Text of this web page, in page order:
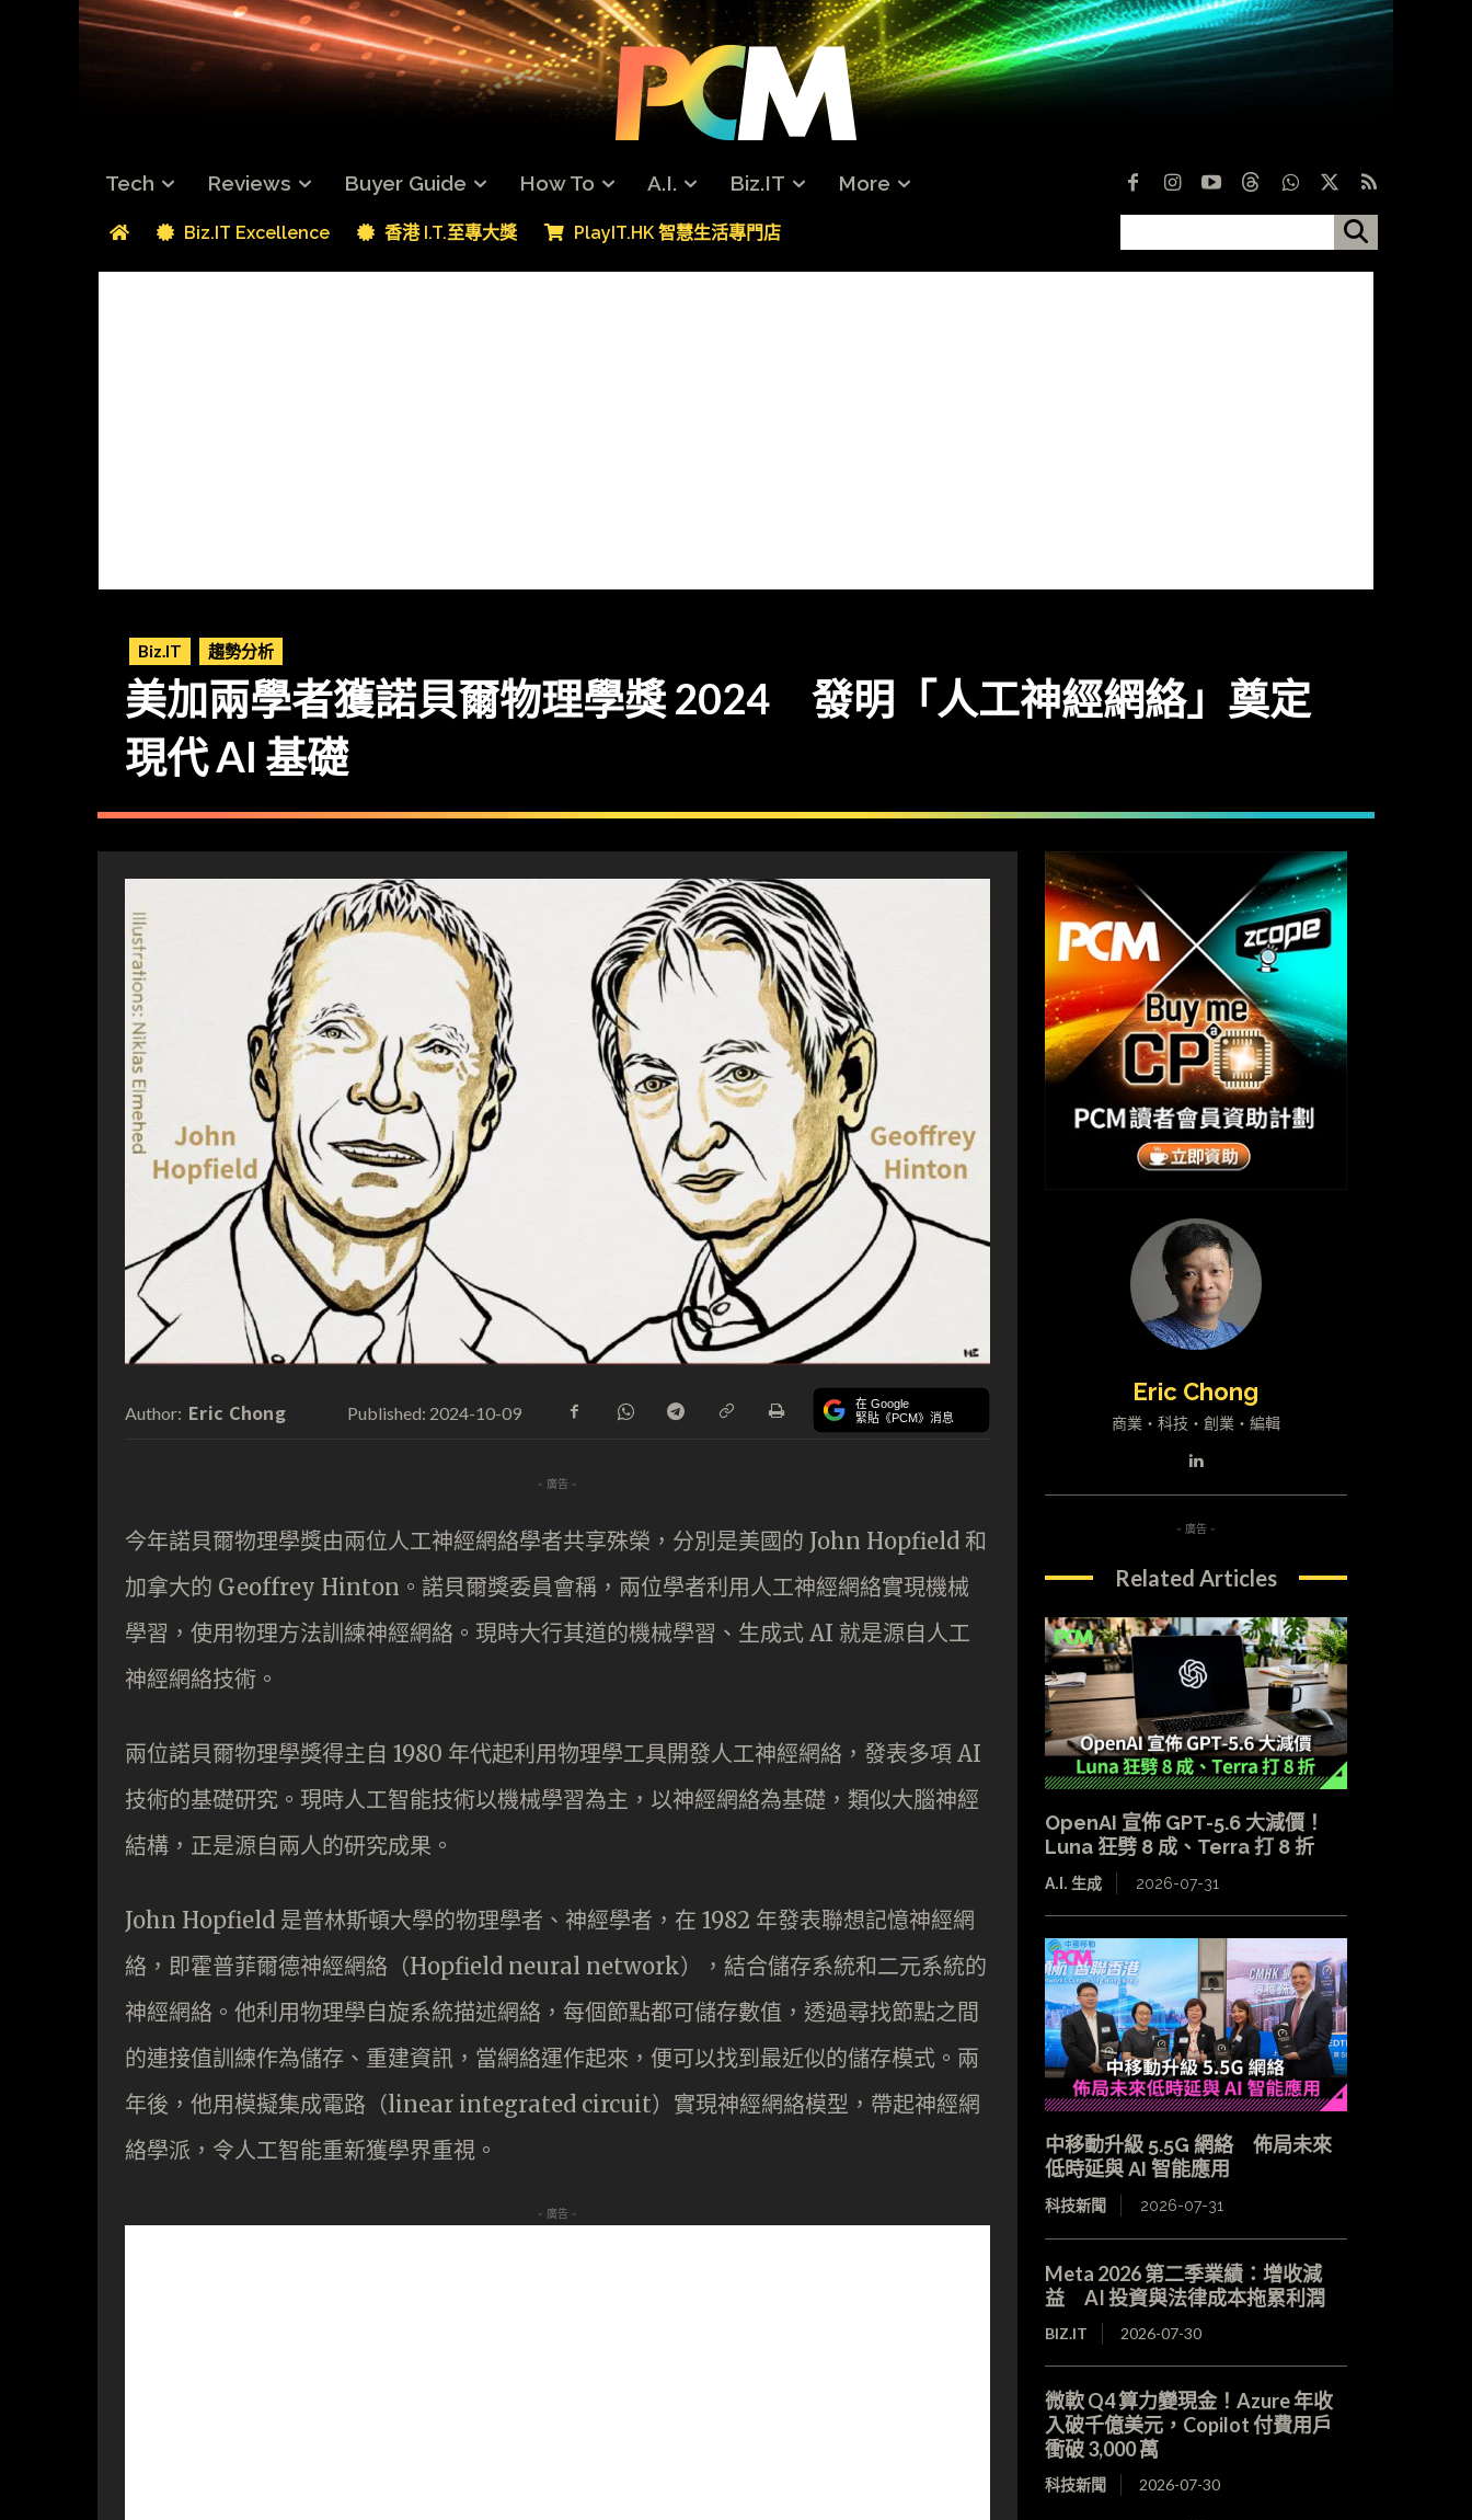
Tech Reviews Buyer Guide How To A.I. Biz.IT More
Biz.IT Excellence 香港 I.T.至專大獎 PlayIT.HK 智慧生活專門店
Biz.IT 趨勢分析
美加兩學者獲諾貝爾物理學獎 2024 發明「人工神經網絡」奠定
現代 AI 基礎
Author: Eric Chong Published: 2024-10-09 在 Google
緊貼《PCM》消息
- 廣告 -
今年諾貝爾物理學獎由兩位人工神經網絡學者共享殊榮，分別是美國的 John Hopfield 和
加拿大的 Geoffrey Hinton。諾貝爾獎委員會稱，兩位學者利用人工神經網絡實現機械
學習，使用物理方法訓練神經網絡。現時大行其道的機械學習、生成式 AI 就是源自人工
神經網絡技術。
兩位諾貝爾物理學獎得主自 1980 年代起利用物理學工具開發人工神經網絡，發表多項 AI
技術的基礎研究。現時人工智能技術以機械學習為主，以神經網絡為基礎，類似大腦神經
結構，正是源自兩人的研究成果。
John Hopfield 是普林斯頓大學的物理學者、神經學者，在 1982 年發表聯想記憶神經網
絡，即霍普菲爾德神經網絡（Hopfield neural network），結合儲存系統和二元系統的
神經網絡。他利用物理學自旋系統描述網絡，每個節點都可儲存數值，透過尋找節點之間
的連接值訓練作為儲存、重建資訊，當網絡運作起來，便可以找到最近似的儲存模式。兩
年後，他用模擬集成電路（linear integrated circuit）實現神經網絡模型，帶起神經網
絡學派，令人工智能重新獲學界重視。
- 廣告 -
Eric Chong
商業・科技・創業・編輯
- 廣告 -
Related Articles
OpenAI 宣佈 GPT-5.6 大減價！
Luna 狂劈 8 成、Terra 打 8 折
A.I. 生成 2026-07-31
中移動升級 5.5G 網絡 佈局未來
低時延與 AI 智能應用
科技新聞 2026-07-31
Meta 2026 第二季業績：增收減
益 AI 投資與法律成本拖累利潤
BIZ.IT 2026-07-30
微軟 Q4 算力變現金！Azure 年收
入破千億美元，Copilot 付費用戶
衝破 3,000 萬
科技新聞 2026-07-30